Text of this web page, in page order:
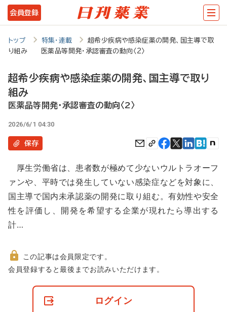
メ
イ
ン
テ
ツ
に
会員登録
トップ 特集・連載
超希少疾病や感染症薬の開発、国主導で取
り組み 医薬品等開発・承認審査の動向〈2〉
超希少疾病や感染症薬の開発、国主導で取り
組み
医薬品等開発・承認審査の動向〈2〉
2026/6/1 04:30
保存
厚生労働省は、患者数が極めて少ないウルトラオーフ
ァンや、平時では発生していない感染症などを対象に、
国主導で国内未承認薬の開発に取り組む。有効性や安全
性を評価し、開発を希望する企業が現れたら導出する
計…
非
この記事は会員限定です。
会員登録すると最後までお読みいただけます。
ログイン